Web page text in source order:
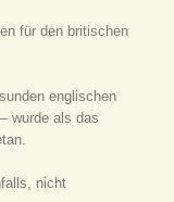
für den britischen
englischen
wurde als das
nicht